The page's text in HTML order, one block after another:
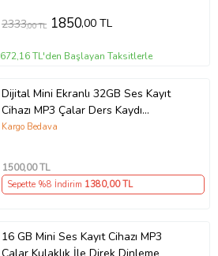
2333,00 TL 1850,00 TL
672,16 TL'den Başlayan Taksitlerle
Dijital Mini Ekranlı 32GB Ses Kayıt
Cihazı MP3 Çalar Ders Kaydı
Röportaj Kaydı Dinleme1 Cihazı
Kargo Bedava
1500,00 TL
Sepette %8 İndirim 1380,00 TL
16 GB Mini Ses Kayıt Cihazı MP3